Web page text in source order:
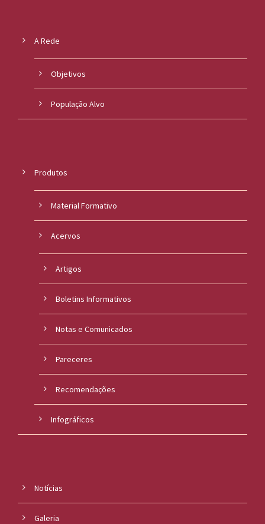
A Rede
Objetivos
População Alvo
Produtos
Material Formativo
Acervos
Artigos
Boletins Informativos
Notas e Comunicados
Pareceres
Recomendações
Infográficos
Notícias
Galeria